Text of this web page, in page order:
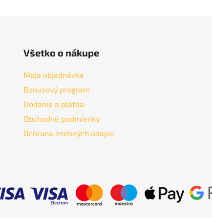
Všetko o nákupe
Moja objednávka
Bonusový program
Dodanie a platba
Obchodné podmienky
Ochrana osobných údajov